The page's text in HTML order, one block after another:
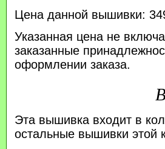
Цена данной вышивки:
Указанная цена не
заказанные
оформлении заказа.
Эта вышивка входит в
остальные вышивки этой